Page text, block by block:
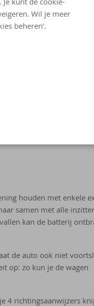
Wil je meer
beheren’.
voor meer stabiliteit
nodig, zijn er
houden met enkele
samen met alle
kan de batterij
de auto ook niet
op: zo kun je de wagen
4 richtingsaanwijzers